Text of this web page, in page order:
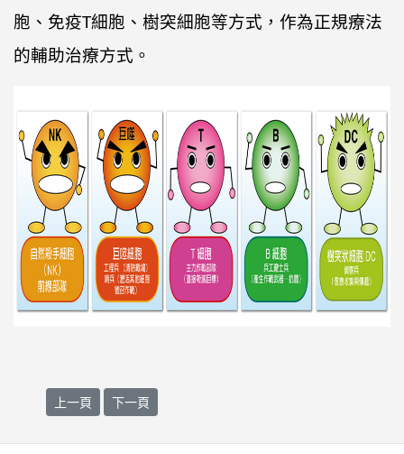
胞、免疫T細胞、樹突細胞等方式，作為正規療法
的輔助治療方式。
上一篇文章: DC-Dendritic Cell
上一頁 下一篇文章: CIK-Cytokine-induced killer cell
下一頁